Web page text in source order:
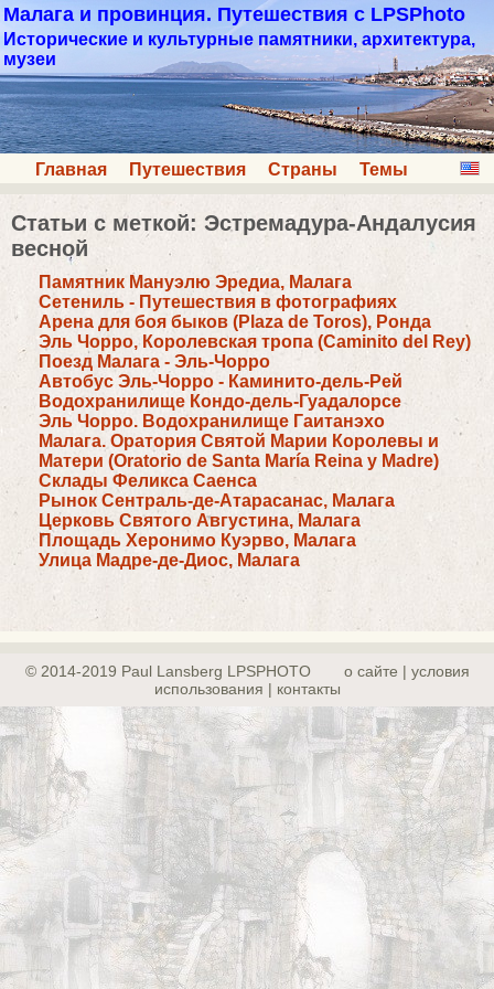
Малага и провинция. Путешествия с LPSPhoto
Исторические и культурные памятники, архитектура,
музеи
Главная Путешествия Страны Темы
Статьи с меткой: Эстремадура-Андалусия
весной
Памятник Мануэлю Эредиа, Малага
Сетениль - Путешествия в фотографиях
Арена для боя быков (Plaza de Toros), Ронда
Эль Чорро, Королевская тропа (Caminito del Rey)
Поезд Малага - Эль-Чорро
Автобус Эль-Чорро - Каминито-дель-Рей
Водохранилище Кондо-дель-Гуадалорсе
Эль Чорро. Водохранилище Гаитанэхо
Малага. Оратория Святой Марии Королевы и
Матери (Oratorio de Santa María Reina y Madre)
Склады Феликса Саенса
Рынок Сентраль-де-Атарасанас, Малага
Церковь Святого Августина, Малага
Площадь Херонимо Куэрво, Малага
Улица Мадре-де-Диос, Малага
© 2014-2019 Paul Lansberg LPSPHOTO
о сайте | yсловия
использования | контакты